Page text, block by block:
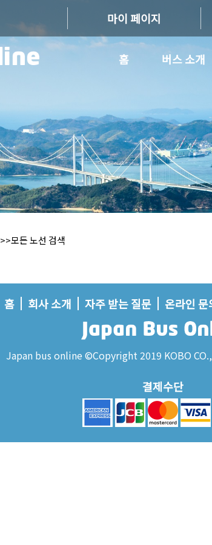
마이 페이지
홈 버스 소개
>>모든 노선 검색
홈 회사 소개 자주 받는 질문 온라인 문
Japan bus online ©Copyright 2019 KOBO
결제수단